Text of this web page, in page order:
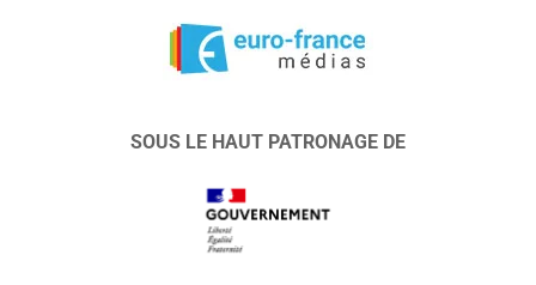
SOUS LE HAUT PATRONAGE DE